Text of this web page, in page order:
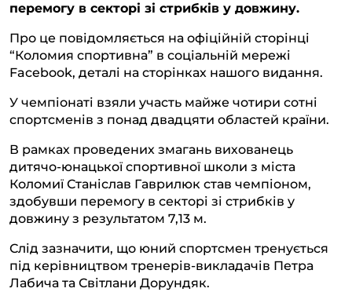
a
m
o
k
p
p
n
k
перемогу в секторі зі стрибків у довжину.
Про це повідомляється на офіційній сторінці
“Коломия спортивна” в соціальній мережі
Facebook, деталі на сторінках нашого видання.
У чемпіонаті взяли участь майже чотири сотні
спортсменів з понад двадцяти областей країни.
В рамках проведених змагань вихованець
дитячо-юнацької спортивної школи з міста
Коломиї Станіслав Гаврилюк став чемпіоном,
здобувши перемогу в секторі зі стрибків у
довжину з результатом 7,13 м.
Слід зазначити, що юний спортсмен тренується
під керівництвом тренерів-викладачів Петра
Лабича та Світлани Дорундяк.